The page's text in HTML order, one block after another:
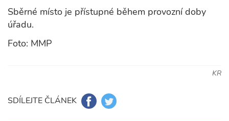
Sběrné místo je přístupné během provozní doby
úřadu.
Foto: MMP
KR
SDÍLEJTE ČLÁNEK